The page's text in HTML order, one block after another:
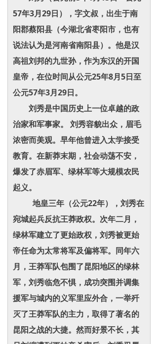
57年3月29日），字文叔，出生于南
阳郡蔡阳县（今湖北省枣阳市，也有
说法认为是河南省南阳县）。他是汉
高祖刘邦的九世孙，作为东汉的开国
皇帝，在位时间从公元25年8月5日至
公元57年3月29日。
刘秀是中国历史上一位卓越的政
治家和军事家。 刘秀容貌出众，眉毛
浓密而美观。早年他曾进入太学接受
教育。在新莽末期，社会动荡不安，
爆发了赤眉军、绿林军等大规模农民
起义。
地皇三年（公元22年），刘秀在
宛城起兵反抗王莽政权。次年二月，
绿林军建立了更始政权，刘秀被更始
帝任命为太常将军及偏将军。同年六
月，王莽军队包围了昆阳地区的绿林
军，刘秀临危不惧，成功突围并调集
援军与城内的义军里应外合，一举歼
灭了王莽军队的主力，取得了著名的
昆阳之战的大捷。然而好景不长，其